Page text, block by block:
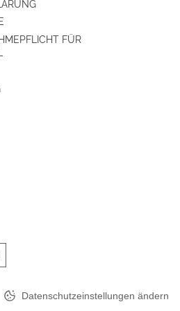
FÜR
Datenschutzeinstellungen ändern